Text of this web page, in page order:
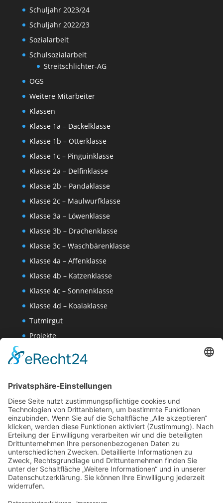
Schuljahr 2023/24
Schuljahr 2022/23
Sozialarbeit
Schulsozialarbeit
Streitschlichter-AG
OGS
Weitere Mitarbeiter
Klassen
Klasse 1a – Dackelklasse
Klasse 1b – Otterklasse
Klasse 1c – Pinguinklasse
Klasse 2a – Delfinklasse
Klasse 2b – Pandaklasse
Klasse 2c – Maulwurfklasse
Klasse 3a – Löwenklasse
Klasse 3b – Drachenklasse
Klasse 3c – Waschbärenklasse
Klasse 4a – Affenklasse
Klasse 4b – Katzenklasse
Klasse 4c – Sonnenklasse
Klasse 4d – Koalaklasse
Tutmirgut
Projekte
Wissenschaften-AG
Datenschutzerklärung
Website Administration